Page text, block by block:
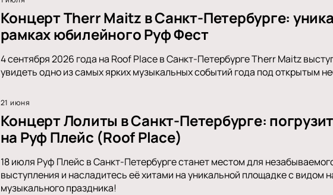
Концерт Therr Maitz в Санкт-Петербурге:
рамках юбилейного Руф Фест
4 сентября 2026 года на Roof Place в Санкт-Петербурге Therr Maitz
увидеть одно из самых ярких музыкальных событий года под открытым
21 июня
Концерт Лолиты в Санкт-Петербурге:
на Руф Плейс (Roof Place)
18 июля Руф Плейс в Санкт-Петербурге станет местом для
выступления и насладитесь её хитами на уникальной площадке с видом
музыкального праздника!